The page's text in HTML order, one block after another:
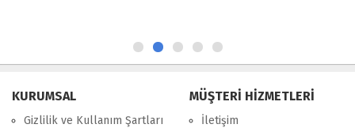
KURUMSAL
Gizlilik ve Kullanım Şartları
MÜŞTERİ HİZMETLERİ
İletişim